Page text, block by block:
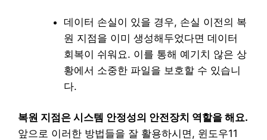
데이터 손실이 있을 경우, 손실 이전의 복
원 지점을 이미 생성해두었다면 데이터
회복이 쉬워요. 이를 통해 예기치 않은 상
황에서 소중한 파일을 보호할 수 있습니
다.
복원 지점은 시스템 안정성의 안전장치 역할을 해요.
앞으로 이러한 방법들을 잘 활용하시면, 윈도우11